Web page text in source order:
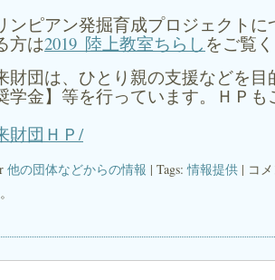
ンピアン発掘育成プロジェクトに
方は2019_陸上教室ちらし をご覧
財団は、ひとり親の支援などを目
学金】等を行っています。ＨＰも
財団ＨＰ/
他の団体などからの情報 | Tags:情報提供 | コ